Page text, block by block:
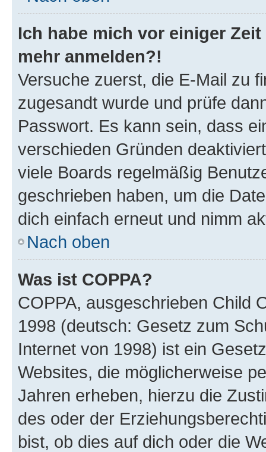
Ich habe mich vor einiger
mehr anmelden?!
Versuche zuerst, die E-Mail zu
zugesandt wurde und prüfe
Passwort. Es kann sein, dass
verschieden Gründen
viele Boards regelmäßig
geschrieben haben, um die
dich einfach erneut und nimm
Nach oben
Was ist COPPA?
COPPA, ausgeschrieben Child
1998 (deutsch: Gesetz zum
Internet von 1998) ist ein
Websites, die möglicherweise
Jahren erheben, hierzu die
des oder der
bist, ob dies auf dich oder die